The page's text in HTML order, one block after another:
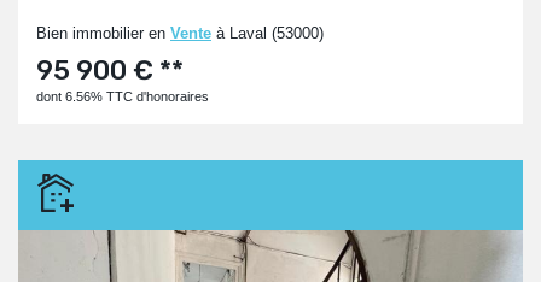
Bien immobilier en Vente à Laval (53000)
95 900 € **
dont 6.56% TTC d'honoraires